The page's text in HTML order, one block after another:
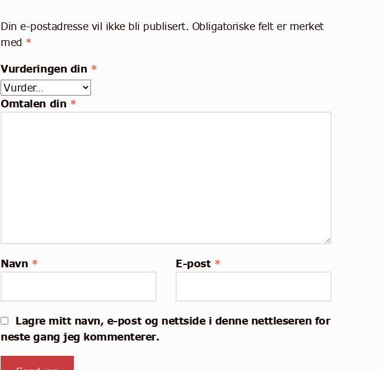
Din e-postadresse vil ikke bli publisert. Obligatoriske felt er merket
med *
Vurderingen din *
Omtalen din *
Navn * E-post *
Lagre mitt navn, e-post og nettside i denne nettleseren for
neste gang jeg kommenterer.